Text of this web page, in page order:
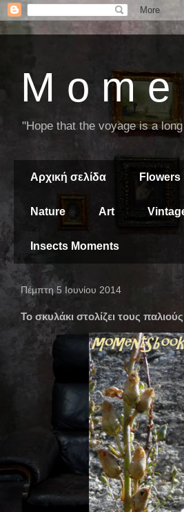
M o m
"Hope that the voyage is a
Αρχική σελίδα Flowers
Nature Art
Insects Moments
Πέμπτη 5 Ιουνίου 2014
Το σκυλάκι στολίζει τους